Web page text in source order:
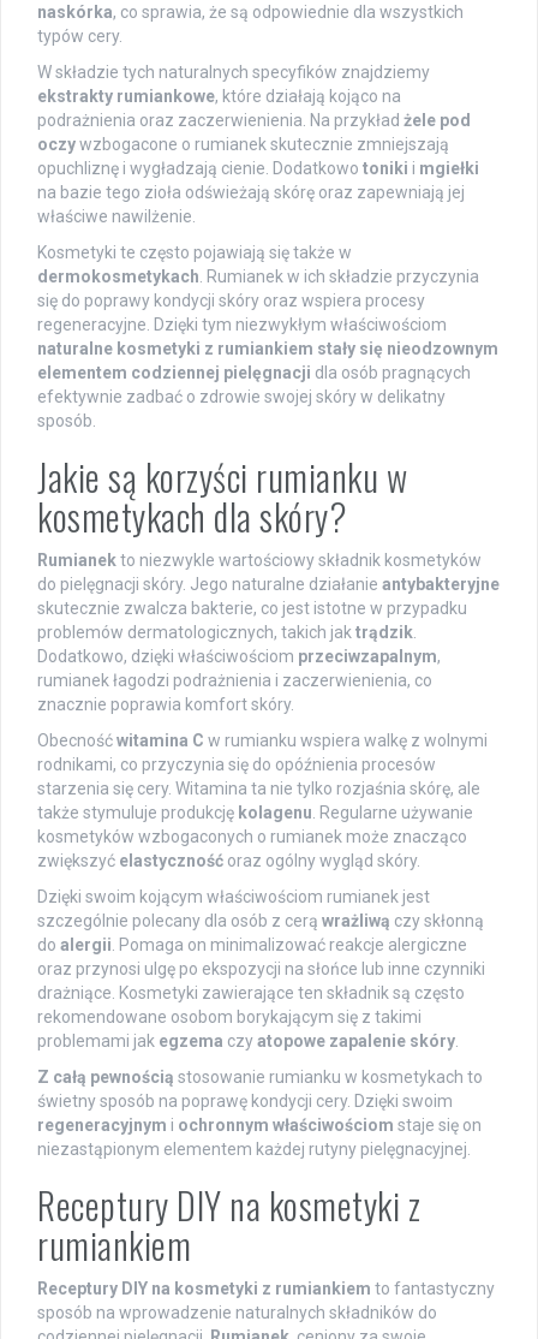
naskórka, co sprawia, że są odpowiednie dla wszystkich
typów cery.
W składzie tych naturalnych specyfików znajdziemy
ekstrakty rumiankowe, które działają kojąco na
podrażnienia oraz zaczerwienienia. Na przykład żele pod
oczywzbogacone o rumianek skutecznie zmniejszają
opuchliznę i wygładzają cienie. Dodatkowo toniki i mgiełki
na bazie tego zioła odświeżają skórę oraz zapewniają jej
właściwe nawilżenie.
Kosmetyki te często pojawiają się także w
dermokosmetykach . Rumianek w ich składzie przyczynia
się do poprawy kondycji skóry oraz wspiera procesy
regeneracyjne. Dzięki tym niezwykłym właściwościom
naturalne kosmetyki z rumiankiem stały się nieodzownym
elementem codziennej pielęgnacji dla osób pragnących
efektywnie zadbać o zdrowie swojej skóry w delikatny
sposób.
Jakie są korzyści rumianku w
kosmetykach dla skóry?
Rumianekto niezwykle wartościowy składnik kosmetyków
do pielęgnacji skóry. Jego naturalne działanie antybakteryjne
skutecznie zwalcza bakterie, co jest istotne w przypadku
problemów dermatologicznych, takich jak trądzik
Dodatkowo, dzięki właściwościom przeciwzapalnym,
rumianek łagodzi podrażnienia i zaczerwienienia, co
znacznie poprawia komfort skóry.
Obecnośćwitamina C w rumianku wspiera walkę z wolnymi
rodnikami, co przyczynia się do opóźnienia procesów
starzenia się cery. Witamina ta nie tylko rozjaśnia skórę, ale
także stymuluje produkcję kolagenu . Regularne używanie
kosmetyków wzbogaconych o rumianek może znacząco
zwiększyć elastyczność oraz ogólny wygląd skóry.
Dzięki swoim kojącym właściwościom rumianek jest
szczególnie polecany dla osób z cerą wrażliwą czy skłonną
do alergii . Pomaga on minimalizować reakcje alergiczne
oraz przynosi ulgę po ekspozycji na słońce lub inne czynniki
drażniące. Kosmetyki zawierające ten składnik są często
rekomendowane osobom borykającym się z takimi
problemami jak egzema czyatopowe zapalenie skóry
Z całą pewnością stosowanie rumianku w kosmetykach to
świetny sposób na poprawę kondycji cery. Dzięki swoim
regeneracyjnym i ochronnym właściwościom staje się on
niezastąpionym elementem każdej rutyny pielęgnacyjnej.
Receptury DIY na kosmetyki z
rumiankiem
Receptury DIY na kosmetyki z rumiankiem to fantastyczny
sposób na wprowadzenie naturalnych składników do